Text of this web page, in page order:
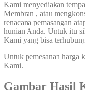
Kami menyediakan
Membran , atau
renacana pemasangan
hunian Anda. Untuk itu
Kami yang bisa
Untuk pemesanan harga
Kami.
Gambar Hasil